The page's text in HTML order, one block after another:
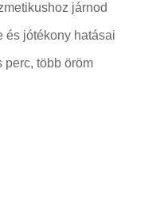
járnod
és jótékony hatásai
perc, több öröm